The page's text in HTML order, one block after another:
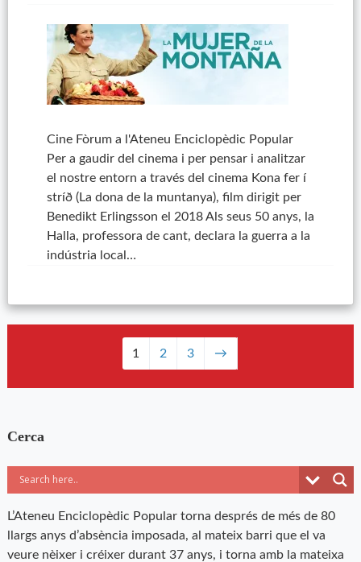
Cine Fòrum a l'Ateneu Enciclopèdic Popular
Per a gaudir del cinema i per pensar i analitzar
el nostre entorn a través del cinema Kona fer í
stríð (La dona de la muntanya), film dirigit per
Benedikt Erlingsson el 2018 Als seus 50 anys, la
Halla, professora de cant, declara la guerra a la
indústria local…
1 2 3 →
Cerca
L’Ateneu Enciclopèdic Popular torna després de més de 80
llargs anys d’absència imposada, al mateix barri que el va
veure nèixer i créixer durant 37 anys, i torna amb la mateixa